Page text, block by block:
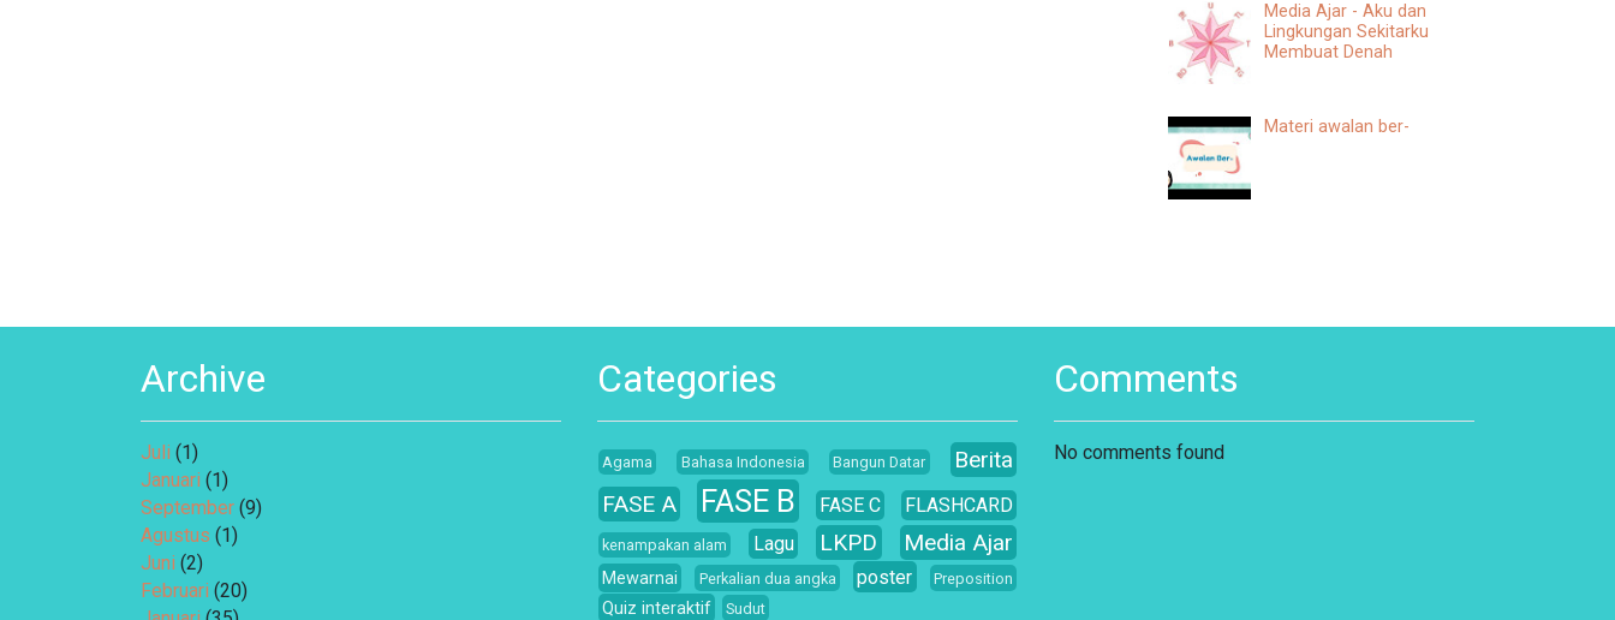
Media Ajar - Aku dan
Lingkungan Sekitarku
Membuat Denah
Materi awalan ber-
Archive
Juli (1)
Januari (1)
September (9)
Agustus (1)
Juni (2)
Februari (20)
Categories
Agama Bahasa Indonesia Bangun Datar
Berita
FASE A
FASE B FASE C FLASHCARD
kenampakan alam Lagu LKPD Media Ajar
Mewarnai Perkalian dua angka poster Preposition
Quiz interaktif Sudut
Comments
No comments found